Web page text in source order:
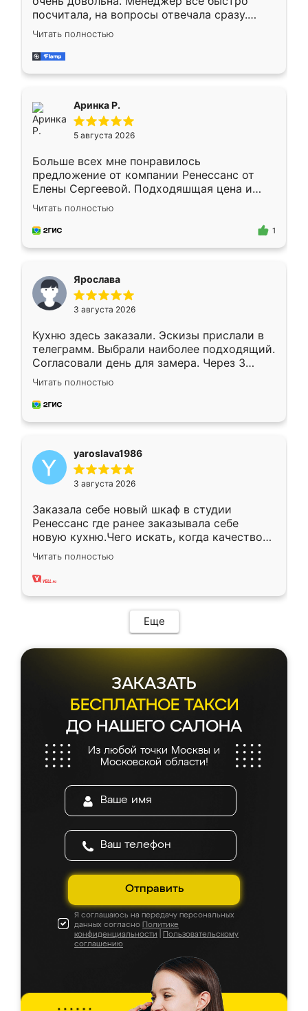
посчитала, на вопросы отвечала сразу.
Замерщик приехал в субботу, подошёл к
делу со всей ответственностью. Собрали
за день, ребята работали аккуратно, даже
Читать полностью
Аринка Р.
5 августа 2026
Больше всех мне понравилось
предложение от компании Ренессанс от
Елены Сергеевой. Подходяшщая цена и
короткие сроки изготовления. Приехавший
для замера сотрудник Владислав
предложил по моему эскизу самый
Читать полностью
1
Ярослава
3 августа 2026
Кухню здесь заказали. Эскизы прислали в
телеграмм. Выбрали наиболее подходящий.
Согласовали день для замера. Через 3
недели кухня была уже готова. Остались
довольны работой. Спасибо Ренессанс
мебель за качественную работу!
Читать полностью
yaroslava1986
3 августа 2026
Заказала себе новый шкаф в студии
Ренессанс где ранее заказывала себе
новую кухню.Чего искать, когда качеством
вполне довольна. Служит кухня уже почти
два года, нареканий нет.
Читать полностью
Еще
ЗАКАЗАТЬ
БЕСПЛАТНОЕ ТАКСИ
ДО НАШЕГО САЛОНА
Из любой точки Москвы и
Московской области!
Отправить
Я соглашаюсь на передачу персональных
данных согласно Политике
конфиденциальности
Пользовательскому
соглашению